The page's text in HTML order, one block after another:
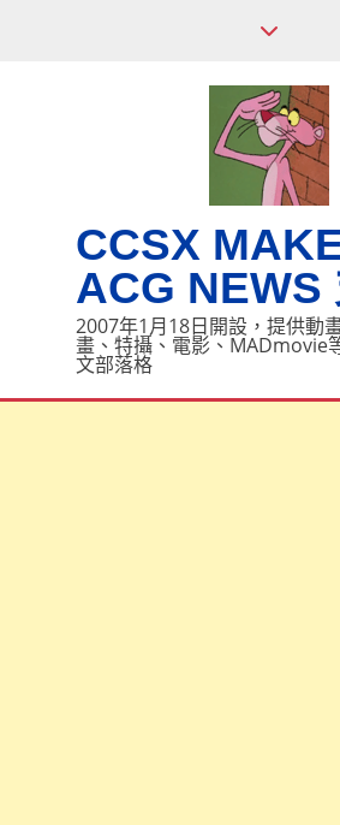
CCSX
ACG NEWS
2007年1月18日開設，提供動
畫、特攝、電影、MADmovie
文部落格